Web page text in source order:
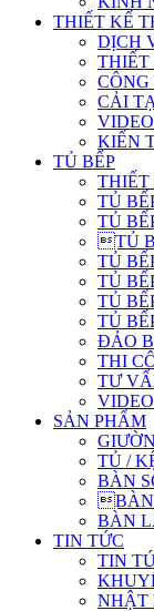
THIẾT KẾ
DỊCH
THIẾT
CẢI
KIẾN
TỦ BẾP
THIẾT
TỦ
TỦ
TỦ
TỦ
TỦ
TỦ
TỦ
ĐẢO
THI
TƯ
SẢN PHẨM
TỦ /
BÀN
BÀN
BÀN
TIN TỨC
TIN
NHẬT